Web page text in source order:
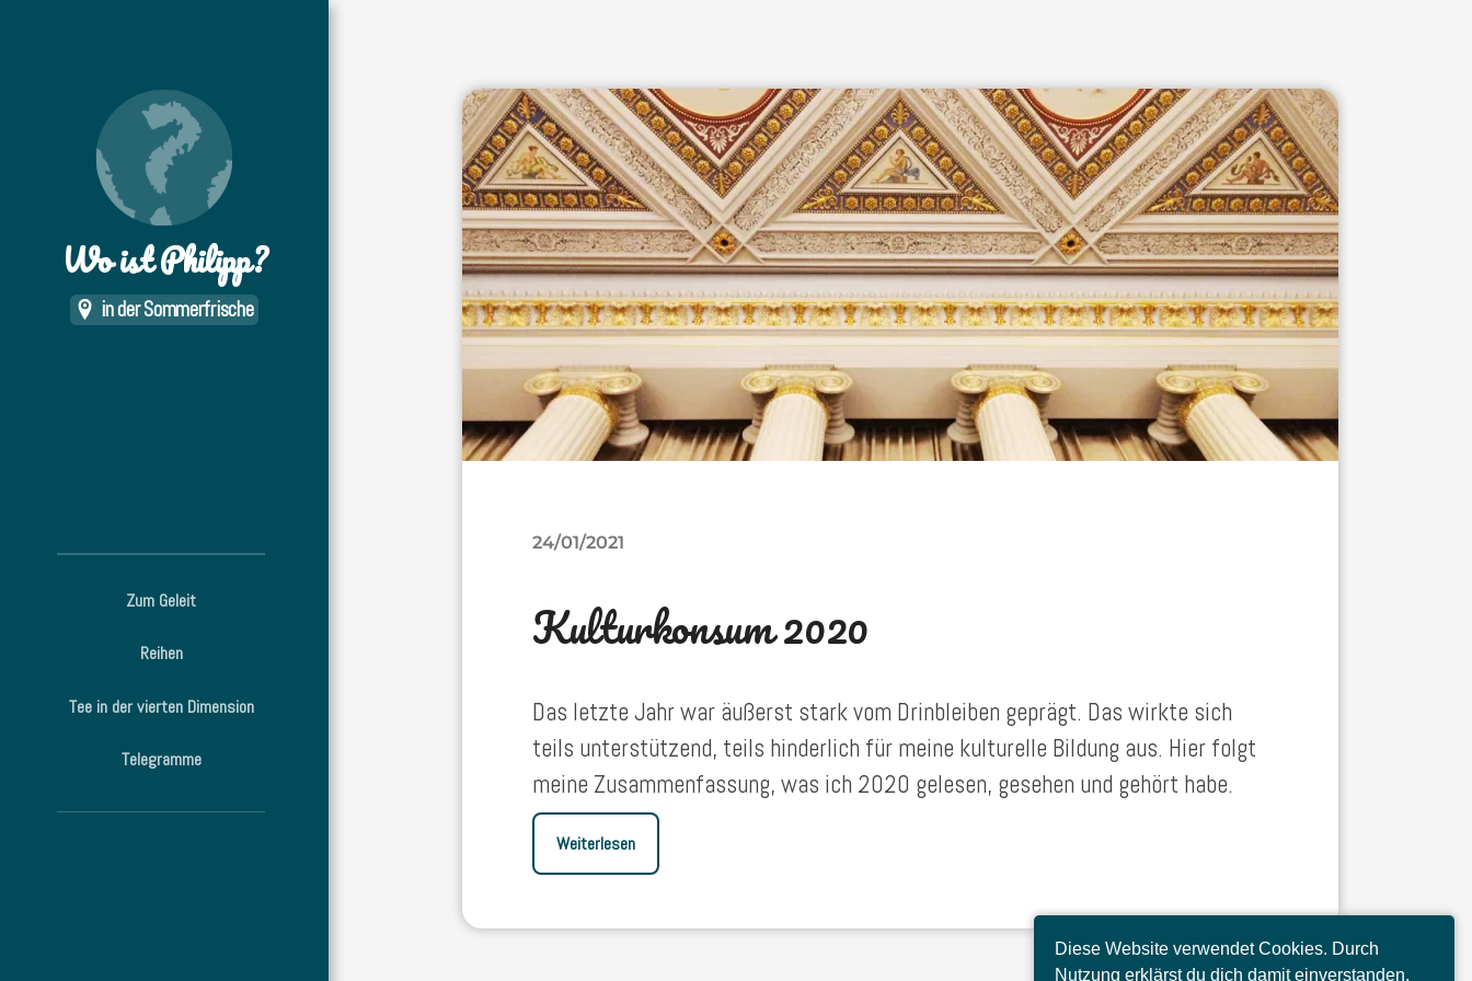
Diese Website verwendet Cookies. Durch
Nutzung erklärst du dich damit einverstanden.
Wo ist Philipp?
in der Sommerfrische
Zum Geleit
Reihen
Tee in der vierten Dimension
Telegramme
24/01/2021
Kulturkonsum 2020
Das letzte Jahr war äußerst stark vom Drinbleiben geprägt. Das wirkte sich
teils unterstützend, teils hinderlich für meine kulturelle Bildung aus. Hier folgt
meine Zusammenfassung, was ich 2020 gelesen, gesehen und gehört habe.
Weiterlesen